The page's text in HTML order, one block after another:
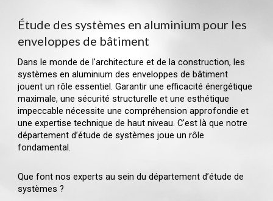
Étude des systèmes en aluminium pour les
enveloppes de bâtiment
Dansle monde del'architecture et de la construction, les
systèmes en aluminiumdes enveloppes de bâtiment
jouent un rôle essentiel. Garantir une efficacité énergétique
maximale, une sécurité structurelle et une esthétique
impeccable nécessite une compréhension approfondie et
une expertise technique de haut niveau. C'est là que notre
département d’étude de systèmes joue un rôle
fondamental.
Que font nos experts au sein du département d’étude de
systèmes ?